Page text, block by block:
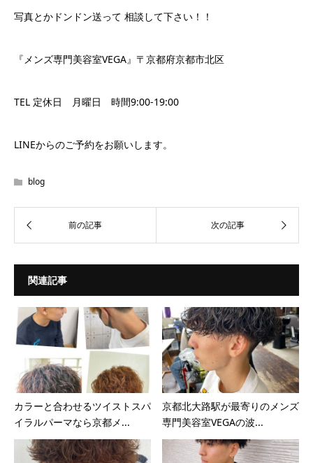
写真とかドンドン送って 相談して下さい！！
『メンズ専門美容室VEGA』〒京都府京都市北区
TEL 定休日 月曜日 時間9:00-19:00
LINEからのご予約をお願いします。
blog
関連記事
カラーと合わせるツイストスパ
イラルパーマなら京都メ...
京都北大路駅が最寄りのメンズ
専門美容室VEGAの波...